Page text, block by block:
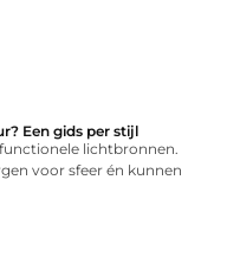
Een gids per stijl
lichtbronnen.
voor sfeer én kunnen